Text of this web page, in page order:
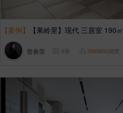
【案例】 【果岭里】现代 三居室 190㎡
曾春荣 6张 3369652浏览